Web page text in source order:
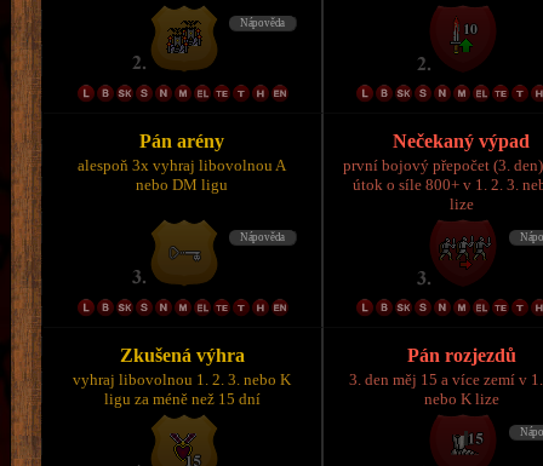
Pán arény
alespoň 3x vyhraj libovolnou A
nebo DM ligu
Nečekaný výpad
první bojový přepočet (3.
útok o síle 800+ v 1. 2. 3.
lize
Zkušená výhra
vyhraj libovolnou 1. 2. 3. nebo K
ligu za méně než 15 dní
Pán rozjezdů
3. den měj 15 a více zemí v
nebo K lize